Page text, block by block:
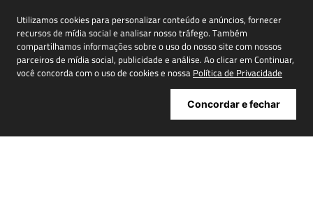
Utilizamos cookies para personalizar conteúdo e anúncios, fornecer
recursos de mídia social e analisar nosso tráfego. Também
compartilhamos informações sobre o uso do nosso site com nossos
parceiros de mídia social, publicidade e análise. Ao clicar em Continuar,
você concorda com o uso de cookies e nossaPolítica de Privacidade
Concordar e fechar
novidades, promoções e muito mais